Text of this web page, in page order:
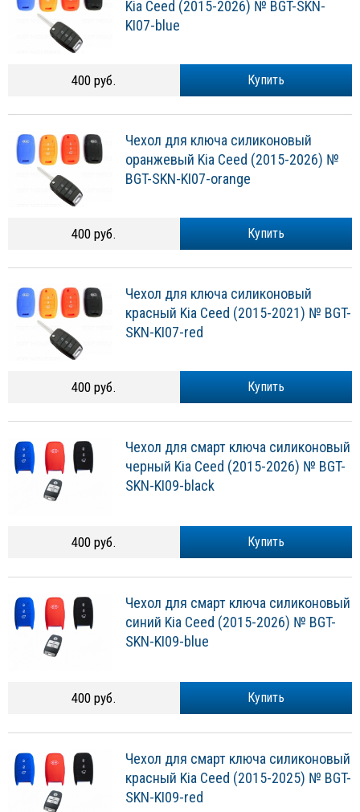
Kia Ceed (2015-2026) № BGT-SKN-
KI07-blue
Купить
400 руб.
Чехол для ключа силиконовый
оранжевый Kia Ceed (2015-2026) №
BGT-SKN-KI07-orange
Купить
400 руб.
Чехол для ключа силиконовый
красный Kia Ceed (2015-2021) № BGT-
SKN-KI07-red
Купить
400 руб.
Чехол для смарт ключа силиконовый
черный Kia Ceed (2015-2026) № BGT-
SKN-KI09-black
Купить
400 руб.
Чехол для смарт ключа силиконовый
синий Kia Ceed (2015-2026) № BGT-
SKN-KI09-blue
Купить
400 руб.
Чехол для смарт ключа силиконовый
красный Kia Ceed (2015-2025) № BGT-
SKN-KI09-red